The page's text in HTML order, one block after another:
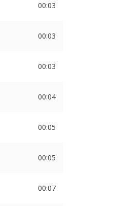
00:03
00:03
00:03
00:04
00:05
00:05
00:07